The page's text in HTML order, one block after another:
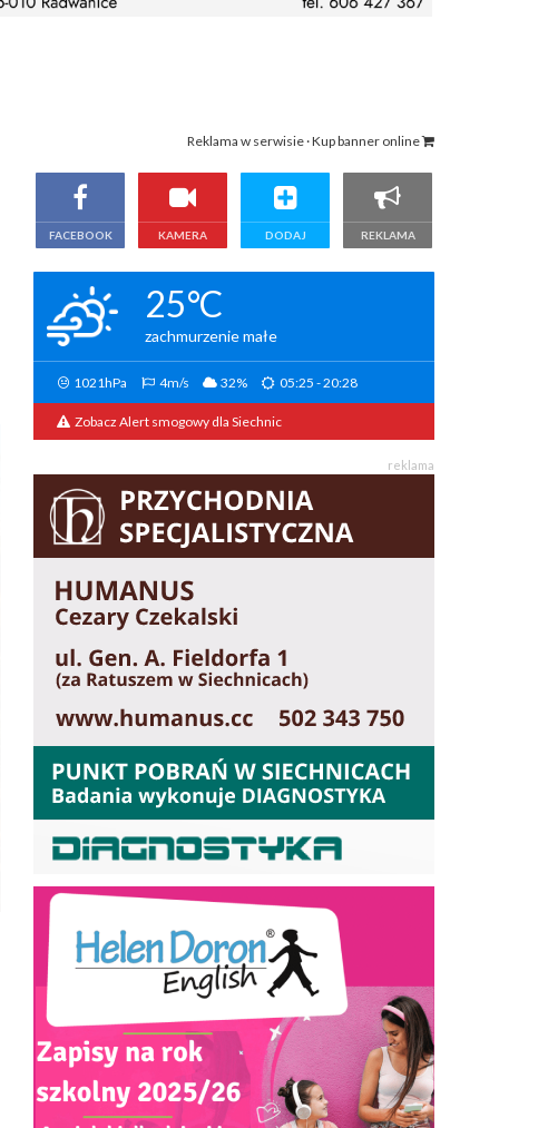
Reklama w serwisie · Kup banner online
FACEBOOK KAMERA DODAJ REKLAMA
25°C
zachmurzenie małe
1021hPa 4m/s 32% 05:25 - 20:28
Zobacz Alert smogowy dla Siechnic
reklama